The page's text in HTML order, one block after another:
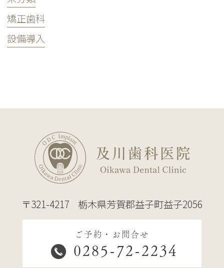
矯正歯科
設備導入
〒321-4217 栃木県芳賀郡益子町益子2056
ご予約・お問合せ
0285-72-2234